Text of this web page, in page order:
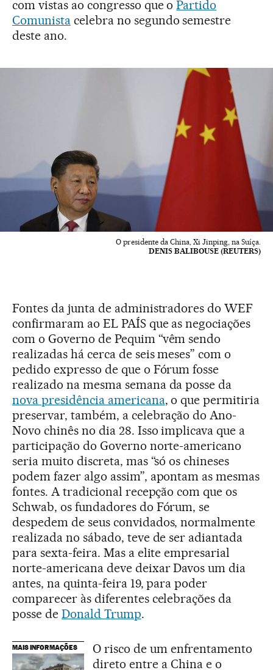
com vistas ao congresso que oPartido
Comunistacelebra no segundo semestre
deste ano.
O presidente da China, Xi Jinping, na Suíça.
DENIS BALIBOUSE (REUTERS)
Fontes da junta de administradores do WEF
confirmaram ao EL PAÍS que as negociações
com o Governo de Pequim “vêm sendo
realizadas há cerca de seis meses” com o
pedido expresso de que o Fórum fosse
realizado na mesma semana da posse da
nova presidência americana, o que permitiria
preservar, também, a celebração do Ano-
Novo chinês no dia 28. Isso implicava que a
participação do Governo norte-americano
seria muito discreta, mas “só os chineses
podem fazer algo assim”, apontam as mesmas
fontes. A tradicional recepção com que os
Schwab, os fundadores do Fórum, se
despedem de seus convidados, normalmente
realizada no sábado, teve de ser adiantada
para sexta-feira. Mas a elite empresarial
norte-americana deve deixar Davos um dia
antes, na quinta-feira 19, para poder
comparecer às diferentes celebrações da
posse de Donald Trump.
MAIS INFORMAÇÕES
O risco de um enfrentamento
direto entre a China e o